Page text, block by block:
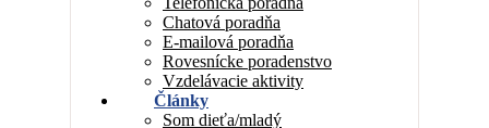
Chatová poradňa
E-mailová poradňa
Rovesnícke poradenstvo
Vzdelávacie aktivity
Články
Som dieťa/mladý